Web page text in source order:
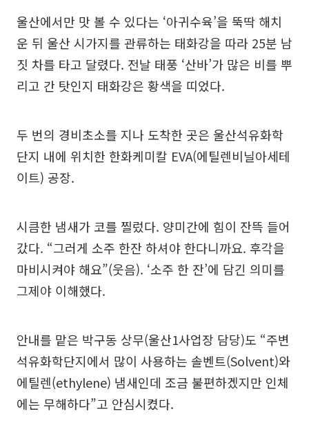
울산에서만 맛 볼 수 있다는 ‘아귀수육’을 뚝딱 해치
운 뒤 울산 시가지를 관류하는 태화강을 따라 25분 남
짓 차를 타고 달렸다. 전날 태풍 ‘산바’가 많은 비를 뿌
리고 간 탓인지 태화강은 황색을 띠었다.
두 번의 경비초소를 지나 도착한 곳은 울산석유화학
단지 내에 위치한 한화케미칼 EVA(에틸렌비닐아세테
이트) 공장.
시큼한 냄새가 코를 찔렀다. 양미간에 힘이 잔뜩 들어
갔다. “그러게 소주 한잔 하셔야 한다니까요. 후각을
마비시켜야 해요”(웃음). ‘소주 한 잔’에 담긴 의미를
그제야 이해했다.
안내를 맡은 박구동 상무(울산1사업장 담당)도 “주변
석유화학단지에서 많이 사용하는 솔벤트(Solvent)와
에틸렌(ethylene) 냄새인데 조금 불편하겠지만 인체
에는 무해하다”고 안심시켰다.